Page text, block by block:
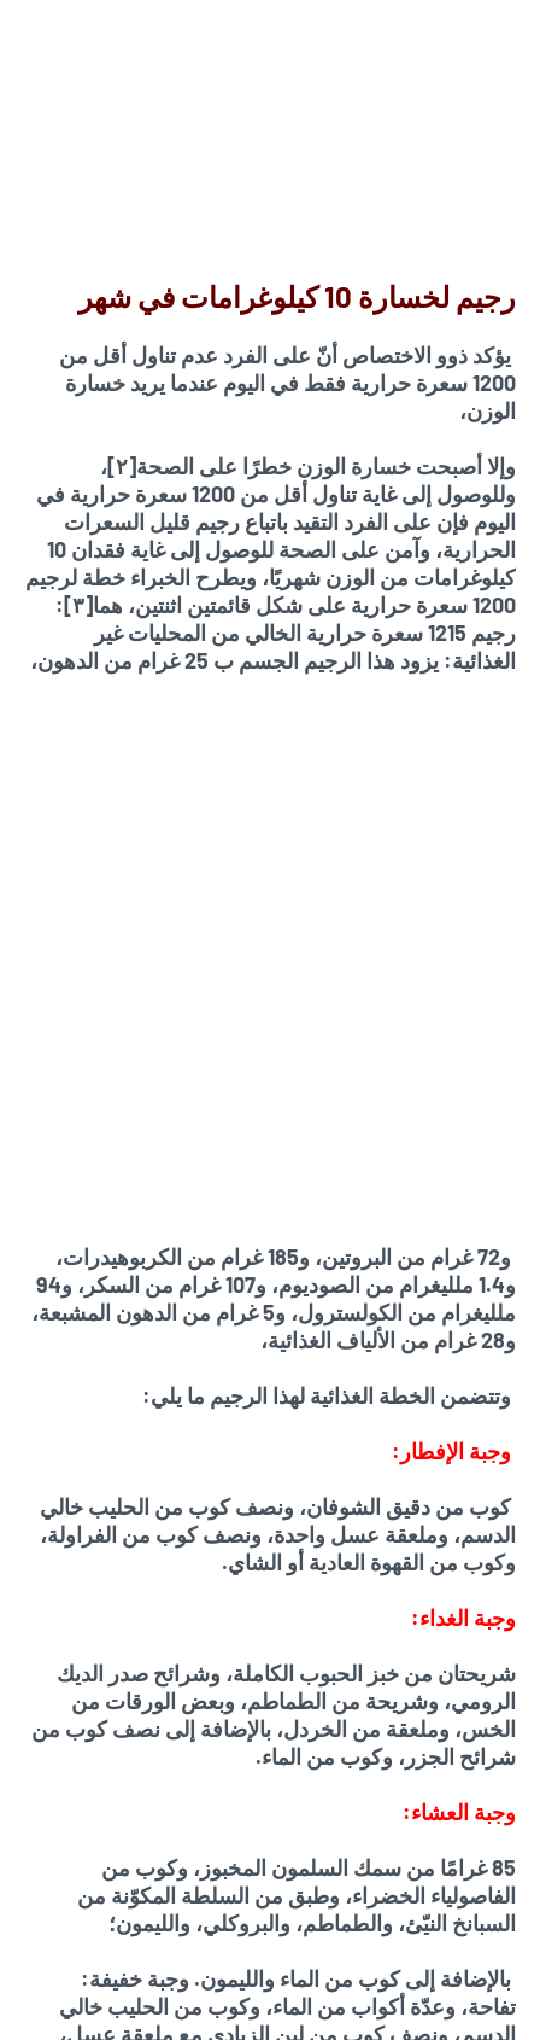
رجيم لخسارة 10 كيلوغرامات في شهر
يؤكد ذوو الاختصاص أنّ على الفرد عدم تناول أقل من
1200 سعرة حرارية فقط في اليوم عندما يريد خسارة
الوزن،
وإلا أصبحت خسارة الوزن خطرًا على الصحة[٢]،
وللوصول إلى غاية تناول أقل من 1200 سعرة حرارية في
اليوم فإن على الفرد التقيد باتباع رجيم قليل السعرات
الحرارية، وآمن على الصحة للوصول إلى غاية فقدان 10
كيلوغرامات من الوزن شهريًا، ويطرح الخبراء خطة لرجيم
1200 سعرة حرارية على شكل قائمتين اثنتين، هما[٣]:
رجيم 1215 سعرة حرارية الخالي من المحليات غير
الغذائية: يزود هذا الرجيم الجسم ب 25 غرام من الدهون،
و72 غرام من البروتين، و185 غرام من الكربوهيدرات،
و1.4 ملليغرام من الصوديوم، و107 غرام من السكر، و94
ملليغرام من الكولسترول، و5 غرام من الدهون المشبعة،
و28 غرام من الألياف الغذائية،
وتتضمن الخطة الغذائية لهذا الرجيم ما يلي:
وجبة الإفطار:
كوب من دقيق الشوفان، ونصف كوب من الحليب خالي
الدسم، وملعقة عسل واحدة، ونصف كوب من الفراولة،
وكوب من القهوة العادية أو الشاي.
وجبة الغداء:
شريحتان من خبز الحبوب الكاملة، وشرائح صدر الديك
الرومي، وشريحة من الطماطم، وبعض الورقات من
الخس، وملعقة من الخردل، بالإضافة إلى نصف كوب من
شرائح الجزر، وكوب من الماء.
وجبة العشاء:
85 غرامًا من سمك السلمون المخبوز، وكوب من
الفاصولياء الخضراء، وطبق من السلطة المكوّنة من
السبانخ النيّئ، والطماطم، والبروكلي، والليمون؛
بالإضافة إلى كوب من الماء والليمون. وجبة خفيفة:
تفاحة، وعدّة أكواب من الماء، وكوب من الحليب خالي
الدسم، ونصف كوب من لبن الزبادي مع ملعقة عسل،